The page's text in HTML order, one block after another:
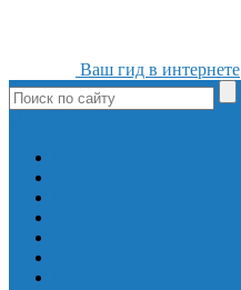
Ваш гид в интернете